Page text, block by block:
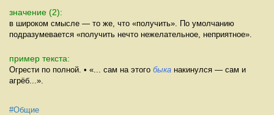
значение (2):
в широком смысле — то же, что «получить». По умолчанию
подразумевается «получить нечто нежелательное, неприятное».
пример текста:
Огрести по полной. • «... сам на этого быка накинулся — сам и
агрёб...».
#Общие